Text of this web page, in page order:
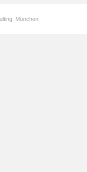
München